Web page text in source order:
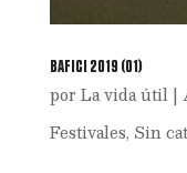
BAFICI 2019 (01)
por La vida útil|
Festivales, Sin